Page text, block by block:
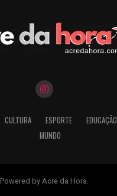
CULTURA ESPORTE EDUCAÇÃO
MUNDO
Powered by Acre da Hora.